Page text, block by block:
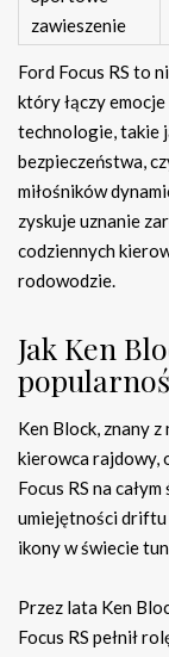
zawieszenie
Ford Focus RS to
który łączy
technologie, takie
bezpieczeństwa,
miłośników
zyskuje uznanie
codziennych
rodowodzie.
Jak Ken
Ken Block, znany
kierowca rajdowy,
Focus RS na
umiejętności driftu
ikony w świecie
Przez lata Ken
Focus RS pełnił